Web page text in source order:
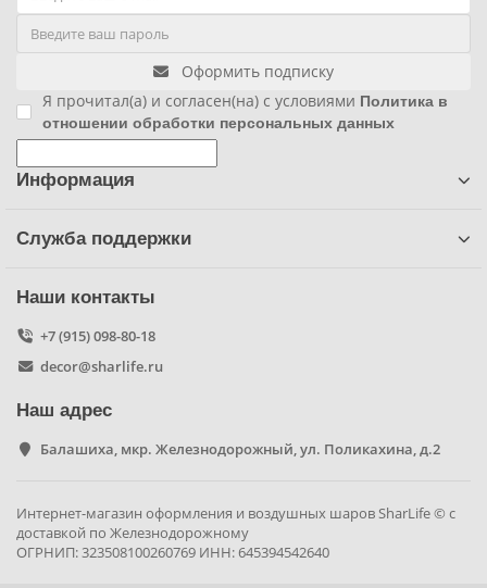
Три кота
Уэнсдей мрачная девочка
Фиксики
Холодное сердце
Чебурашка
Человек паук
Черепашки ниндзя
Щенячий патруль
Оформить подписку
Я прочитал(а) и согласен(на) с условиями Политика в
отношении обработки персональных данных
Информация
Служба поддержки
Наши контакты
+7 (915) 098-80-18
decor@sharlife.ru
Наш адрес
Балашиха, мкр. Железнодорожный, ул. Поликахина, д.2
Интернет-магазин оформления и воздушных шаров SharLife © с
доставкой по Железнодорожному
ОГРНИП: 323508100260769 ИНН: 645394542640